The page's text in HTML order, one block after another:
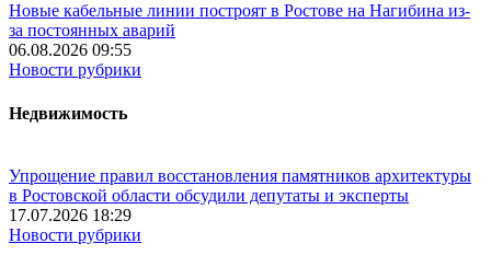
Новые кабельные линии построят в Ростове на Нагибина из-
за постоянных аварий
06.08.2026 09:55
Новости рубрики
Недвижимость
Упрощение правил восстановления памятников архитектуры
в Ростовской области обсудили депутаты и эксперты
17.07.2026 18:29
Новости рубрики